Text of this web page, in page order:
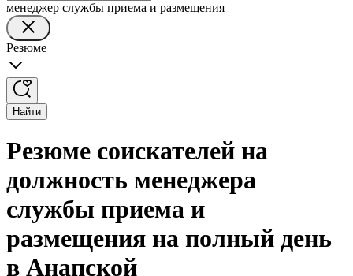
менеджер службы приема и размещения
Резюме
Найти
Резюме соискателей на
должность менеджера
службы приема и
размещения на полный день
в Анапской